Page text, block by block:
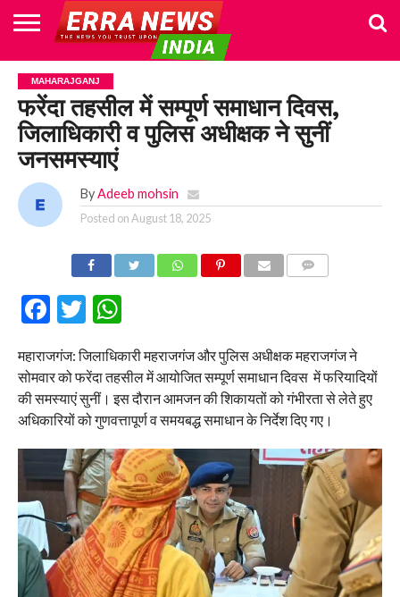
HOME
POLITICS
NEWS
BUSINESS
CULTURE
NATIONAL
SPORTS
LIFESTYLE
TRAVEL
OPINION
BREAKING
NEWS
ENTERTAINMENT
WORLD
CRIME
JOIN
US
MAHARAJGANJ
फरेंदा तहसील में सम्पूर्ण समाधान दिवस,
जिलाधिकारी व पुलिस अधीक्षक ने सुनीं
जनसमस्याएं
By Adeeb mohsin
Posted onAugust 18, 2025
Facebook
Twitter
WhatsApp
महाराजगंज: जिलाधिकारी महराजगंज और पुलिस अधीक्षक महराजगंज ने
सोमवार को फरेंदा तहसील में आयोजित सम्पूर्ण समाधान दिवस में फरियादियों
की समस्याएं सुनीं। इस दौरान आमजन की शिकायतों को गंभीरता से लेते हुए
अधिकारियों को गुणवत्तापूर्ण व समयबद्ध समाधान के निर्देश दिए गए।